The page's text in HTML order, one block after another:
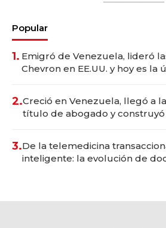
Popular
1. Emigró de Venezuela, lideró
Chevron en EE.UU. y hoy es la
2.Creció en Venezuela, llegó a
título de abogado y
3.De la telemedicina
inteligente: la evolución de